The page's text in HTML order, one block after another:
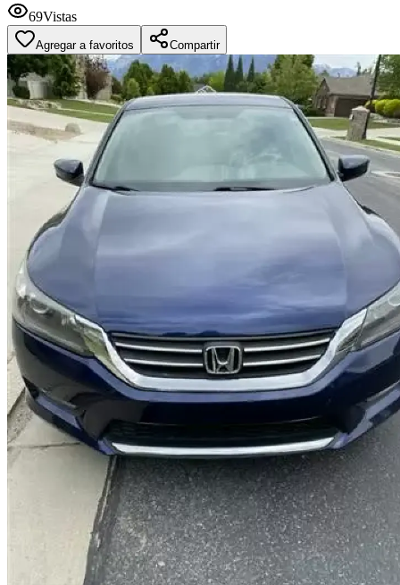
69Vistas
Agregar a favoritos Compartir